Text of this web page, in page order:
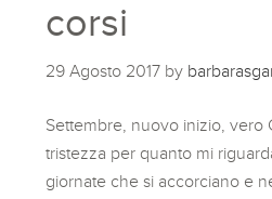
corsi
29 Agosto 2017 by
Settembre, nuovo inizio, vero
tristezza per quanto mi
giornate che si accorciano e